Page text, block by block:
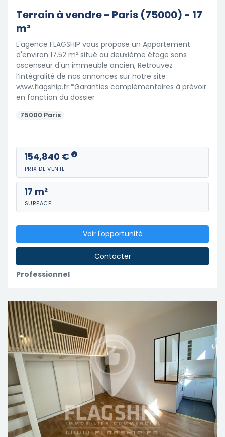
Terrain à vendre - Paris (75000) - 17
m²
L'agence FLAGSHIP vous propose un Appartement
d'environ 17.52 m² situé au deuxième étage sans
ascenseur d'un immeuble ancien, Retrouvez
l’intégralité de nos annonces sur notre site
www.flagship.fr *Garanties complémentaires à prévoir
en fonction du dossier
75000 Paris
154,840 €
PRIX DE VENTE
17 m²
SURFACE
Professionnel
Voir l'opportunité
Contacter